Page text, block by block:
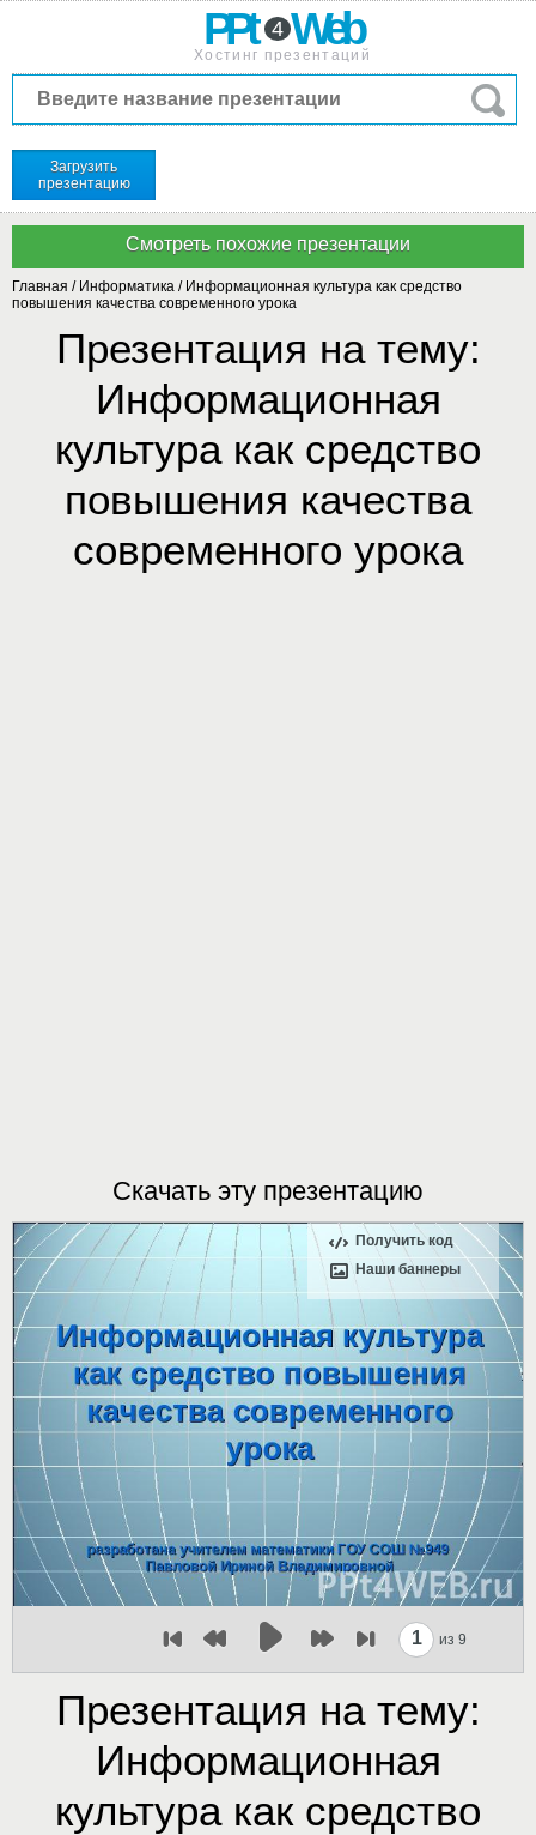
PPt 4 Web
Хостинг презентаций
Загрузить
презентацию
Главная / Информатика / Информационная культура как средство
повышения качества современного урока
Презентация на тему:
Информационная
культура как средство
повышения качества
современного урока
Скачать эту презентацию
Получить код
Наши баннеры
1 из 9
Презентация на тему:
Информационная
культура как средство